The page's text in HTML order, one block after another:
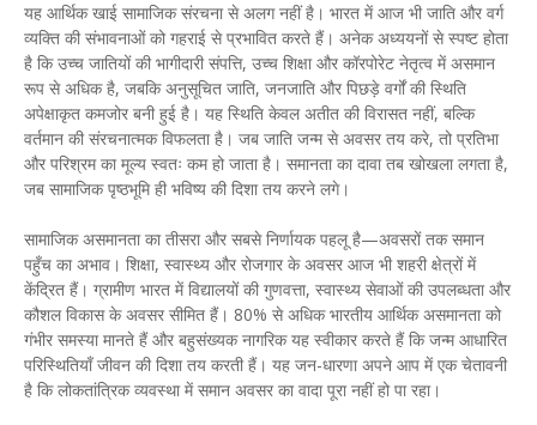
यह आर्थिक खाई सामाजिक संरचना से अलग नहीं है। भारत में आज भी जाति और वर्ग
व्यक्ति की संभावनाओं को गहराई से प्रभावित करते हैं। अनेक अध्ययनों से स्पष्ट होता
है कि उच्च जातियों की भागीदारी संपत्ति, उच्च शिक्षा और कॉरपोरेट नेतृत्व में असमान
रूप से अधिक है, जबकि अनुसूचित जाति, जनजाति और पिछड़े वर्गों की स्थिति
अपेक्षाकृत कमजोर बनी हुई है। यह स्थिति केवल अतीत की विरासत नहीं, बल्कि
वर्तमान की संरचनात्मक विफलता है। जब जाति जन्म से अवसर तय करे, तो प्रतिभा
और परिश्रम का मूल्य स्वतः कम हो जाता है। समानता का दावा तब खोखला लगता है,
जब सामाजिक पृष्ठभूमि ही भविष्य की दिशा तय करने लगे।
सामाजिक असमानता का तीसरा और सबसे निर्णायक पहलू है—अवसरों तक समान
पहुँच का अभाव। शिक्षा, स्वास्थ्य और रोजगार के अवसर आज भी शहरी क्षेत्रों में
केंद्रित हैं। ग्रामीण भारत में विद्यालयों की गुणवत्ता, स्वास्थ्य सेवाओं की उपलब्धता और
कौशल विकास के अवसर सीमित हैं। 80% से अधिक भारतीय आर्थिक असमानता को
गंभीर समस्या मानते हैं और बहुसंख्यक नागरिक यह स्वीकार करते हैं कि जन्म आधारित
परिस्थितियाँ जीवन की दिशा तय करती हैं। यह जन-धारणा अपने आप में एक चेतावनी
है कि लोकतांत्रिक व्यवस्था में समान अवसर का वादा पूरा नहीं हो पा रहा।